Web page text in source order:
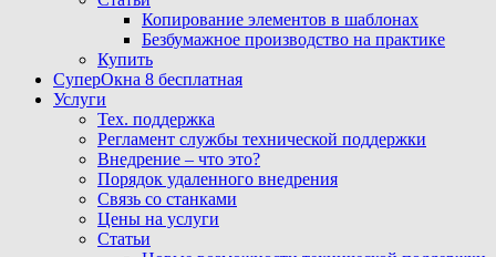
Копирование элементов в шаблонах
Безбумажное производство на практике
Купить
СуперОкна 8 бесплатная
Услуги
Тех. поддержка
Регламент службы технической поддержки
Внедрение – что это?
Порядок удаленного внедрения
Связь со станками
Цены на услуги
Статьи